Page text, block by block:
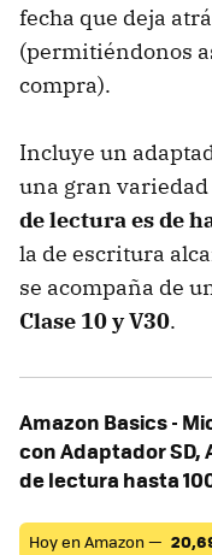
fecha que deja
(permitiéndonos
compra).
Incluye un
una gran
de lectura es de
la de escritura
se acompaña de
Clase 10 y V30.
Amazon Basics -
con Adaptador SD,
de lectura hasta
Hoy en Amazon —